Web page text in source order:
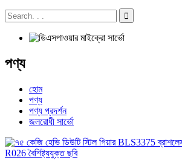
পণ্য
হোম
পণ্য
পণ্য প্রদর্শন
জলরোধী সার্ভো